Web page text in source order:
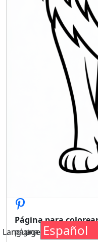
Página para
página para colorear
Language